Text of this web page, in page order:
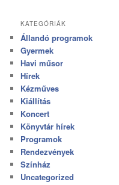
KATEGÓRIÁK
Állandó programok
Gyermek
Havi műsor
Hírek
Kézműves
Kiállítás
Koncert
Könyvtár hírek
Programok
Rendezvények
Színház
Uncategorized